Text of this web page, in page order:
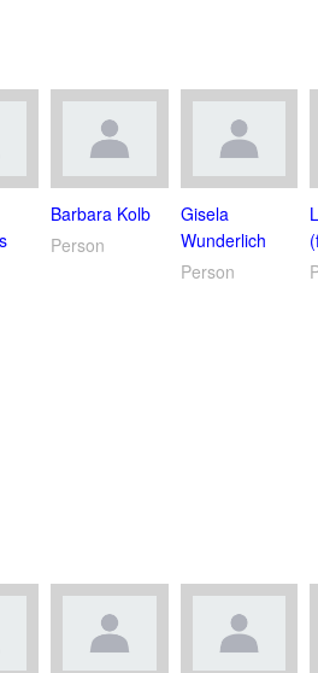
Barbara Kolb
Person
Gisela
Wunderlich
Person